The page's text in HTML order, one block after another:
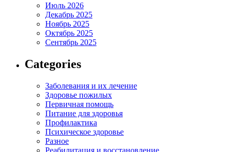
Июль 2026
Декабрь 2025
Ноябрь 2025
Октябрь 2025
Сентябрь 2025
Categories
Заболевания и их лечение
Здоровье пожилых
Первичная помощь
Питание для здоровья
Профилактика
Психическое здоровье
Разное
Реабилитация и восстановление